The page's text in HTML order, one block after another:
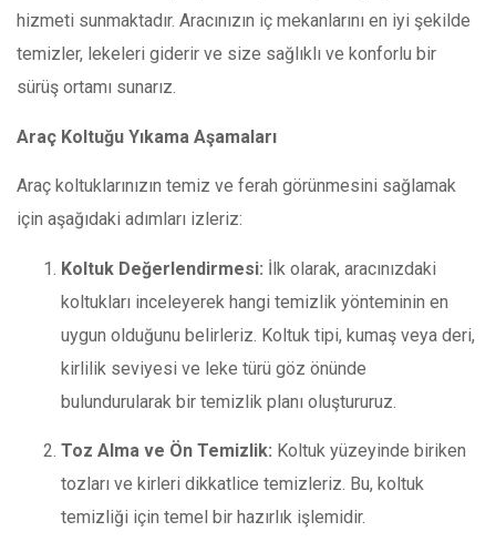
hizmeti sunmaktadır. Aracınızın iç mekanlarını en iyi şekilde
temizler, lekeleri giderir ve size sağlıklı ve konforlu bir
sürüş ortamı sunarız.
Araç Koltuğu Yıkama Aşamaları
Araç koltuklarınızın temiz ve ferah görünmesini sağlamak
için aşağıdaki adımları izleriz:
Koltuk Değerlendirmesi: İlk olarak, aracınızdaki
koltukları inceleyerek hangi temizlik yönteminin en
uygun olduğunu belirleriz. Koltuk tipi, kumaş veya deri,
kirlilik seviyesi ve leke türü göz önünde
bulundurularak bir temizlik planı oluştururuz.
Toz Alma ve Ön Temizlik: Koltuk yüzeyinde biriken
tozları ve kirleri dikkatlice temizleriz. Bu, koltuk
temizliği için temel bir hazırlık işlemidir.